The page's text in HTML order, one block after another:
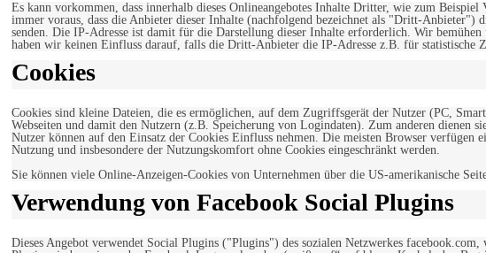
Es kann vorkommen, dass innerhalb dieses Onlineangebotes Inhalte Dritter, wie zum
immer voraus, dass die Anbieter dieser Inhalte (nachfolgend bezeichnet als "Dritt-Anbieter")
senden. Die IP-Adresse ist damit für die Darstellung dieser Inhalte erforderlich. Wir
haben wir keinen Einfluss darauf, falls die Dritt-Anbieter die IP-Adresse z.B. für statistische
Cookies
Cookies sind kleine Dateien, die es ermöglichen, auf dem Zugriffsgerät der Nutzer (PC,
Webseiten und damit den Nutzern (z.B. Speicherung von Logindaten). Zum anderen dienen
Nutzer können auf den Einsatz der Cookies Einfluss nehmen. Die meisten Browser
Nutzung und insbesondere der Nutzungskomfort ohne Cookies eingeschränkt werden.
Sie können viele Online-Anzeigen-Cookies von Unternehmen über die US-amerikanische
Verwendung von Facebook Social Plugins
Dieses Angebot verwendet Social Plugins ("Plugins") des sozialen Netzwerkes